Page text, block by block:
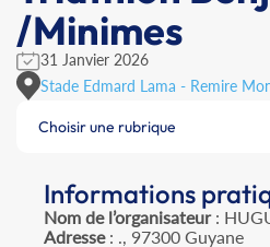
/Minimes
31 Janvier 2026
Stade Edmard Lama - Remire
Choisir une rubrique
Informations
Nom de l’organisateur:
Adresse: ., 97300 Guyane